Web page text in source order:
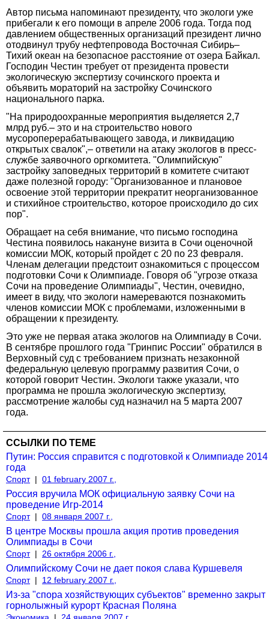
Автор письма напоминают президенту, что экологи уже
прибегали к его помощи в апреле 2006 года. Тогда под
давлением общественных организаций президент лично
отодвинул трубу нефтепровода Восточная Сибирь–
Тихий океан на безопасное расстояние от озера Байкал.
Господин Честин требует от президента провести
экологическую экспертизу сочинского проекта и
объявить мораторий на застройку Сочинского
национального парка.
"На природоохранные мероприятия выделяется 2,7
млрд руб.– это и на строительство нового
мусороперерабатывающего завода, и ликвидацию
открытых свалок",– ответили на атаку экологов в пресс-
службе заявочного оргкомитета. "Олимпийскую"
застройку заповедных территорий в комитете считают
даже полезной городу: "Организованное и плановое
освоение этой территории прекратит неорганизованное
и стихийное строительство, которое происходило до сих
пор".
Обращает на себя внимание, что письмо господина
Честина появилось накануне визита в Сочи оценочной
комиссии МОК, который пройдет с 20 по 23 февраля.
Членам делегации предстоит ознакомиться с процессом
подготовки Сочи к Олимпиаде. Говоря об "угрозе отказа
Сочи на проведение Олимпиады", Честин, очевидно,
имеет в виду, что экологи намереваются познакомить
членов комиссии МОК с проблемами, изложенными в
обращении к президенту.
Это уже не первая атака экологов на Олимпиаду в Сочи.
В сентябре прошлого года "Гринпис России" обратился в
Верховный суд с требованием признать незаконной
федеральную целевую программу развития Сочи, о
которой говорит Честин. Экологи также указали, что
программа не прошла экологическую экспертизу,
рассмотрение жалобы суд назначил на 5 марта 2007
года.
ССЫЛКИ ПО ТЕМЕ
Путин: Россия справится с подготовкой к Олимпиаде 2014
года
Спорт | 01 february 2007 г.,
Россия вручила МОК официальную заявку Сочи на
проведение Игр-2014
Спорт | 08 января 2007 г.,
В центре Москвы прошла акция против проведения
Олимпиады в Сочи
Спорт | 26 октября 2006 г.,
Олимпийскому Сочи не дает покоя слава Куршевеля
Спорт | 12 february 2007 г.,
Из-за "спора хозяйствующих субъектов" временно закрыт
горнолыжный курорт Красная Поляна
Экономика | 24 января 2007 г.,